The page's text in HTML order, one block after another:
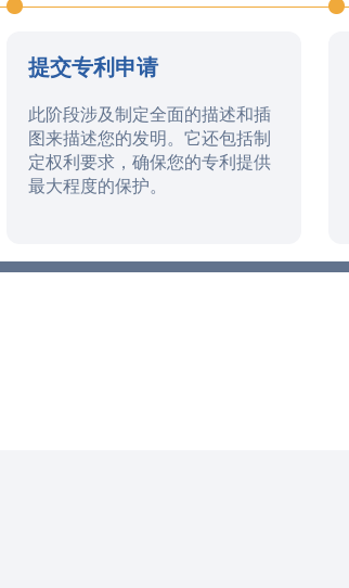
提交专利申请
此阶段涉及制定全面的描述和插
图来描述您的发明。它还包括制
定权利要求，确保您的专利提供
最大程度的保护。